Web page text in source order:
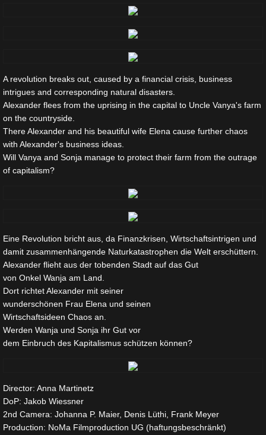
A revolution breaks out, caused by a financial crisis, business
intrigues and corresponding natural disasters.
Alexander flees from the uprising in the capital to Uncle Vanya's farm
on the countryside.
There Alexander and his beautiful wife Elena cause further chaos
with Alexander's business ideas.
Will Vanya and Sonja manage to protect their farm from the outrage
of capitalism?
Eine Revolution bricht aus, da Finanzkrisen, Wirtschaftsintrigen und
damit zusammenhängende Naturkatastrophen die Welt erschüttern.
Alexander flieht aus der tobenden Stadt auf das Gut
von Onkel Wanja am Land.
Dort richtet Alexander mit seiner
wunderschönen Frau Elena und seinen
Wirtschaftsideen Chaos an.
Werden Wanja und Sonja ihr Gut vor
dem Einbruch des Kapitalismus schützen können?
Director: Anna Martinetz
DoP: Jakob Wiessner
2nd Camera: Johanna P. Maier, Denis Lüthi, Frank Meyer
Production: NoMa Filmproduction UG (haftungsbeschränkt)